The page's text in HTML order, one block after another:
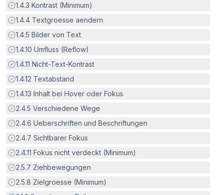
Erfüllt:
1.4.3 Kontrast (Minimum)
Erfüllt:
1.4.4 Textgroesse aendern
Erfüllt:
1.4.5 Bilder von Text
Erfüllt:
1.4.10 Umfluss (Reflow)
Erfüllt:
1.4.11 Nicht-Text-Kontrast
Erfüllt:
1.4.12 Textabstand
Erfüllt:
1.4.13 Inhalt bei Hover oder Fokus
Erfüllt:
2.4.5 Verschiedene Wege
Erfüllt:
2.4.6 Ueberschriften und Beschriftungen
Erfüllt:
2.4.7 Sichtbarer Fokus
Erfüllt:
2.4.11 Fokus nicht verdeckt (Minimum)
Erfüllt:
2.5.7 Ziehbewegungen
Erfüllt:
2.5.8 Zielgroesse (Minimum)